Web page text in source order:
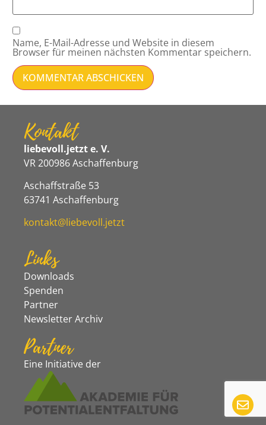
Name, E-Mail-Adresse und Website in diesem
Browser für meinen nächsten Kommentar speichern.
Kontakt
liebevoll.jetzt e. V.
VR 200986 Aschaffenburg
Aschaffstraße 53
63741 Aschaffenburg
kontakt@liebevoll.jetzt
Links
Downloads
Spenden
Partner
Newsletter Archiv
Partner
Eine Initiative der